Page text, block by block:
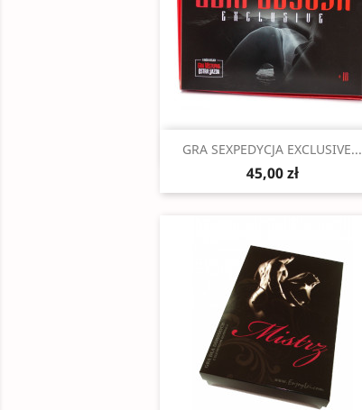
Szybki podgląd
GRA SEXPEDYCJA EXCLUSIVE...
45,00 zł